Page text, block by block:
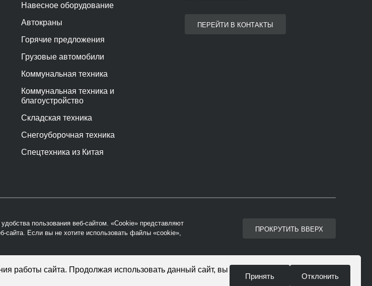
Навесное оборудование
Автокраны
Горячие предложения
Грузовые автомобили
Коммунальная техника
Коммунальная техника и
благоустройство
Складская техника
Снегоуборочная техника
Спецтехника из Китая
ПЕРЕЙТИ В КОНТАКТЫ
пользования веб-сайтом. «Cookie» представляют
Если вы не хотите использовать файлы «cookie»,
ПРОКРУТИТЬ ВВЕРХ
работы сайта. Продолжая использовать данный сайт, вы
Принять Отклонить